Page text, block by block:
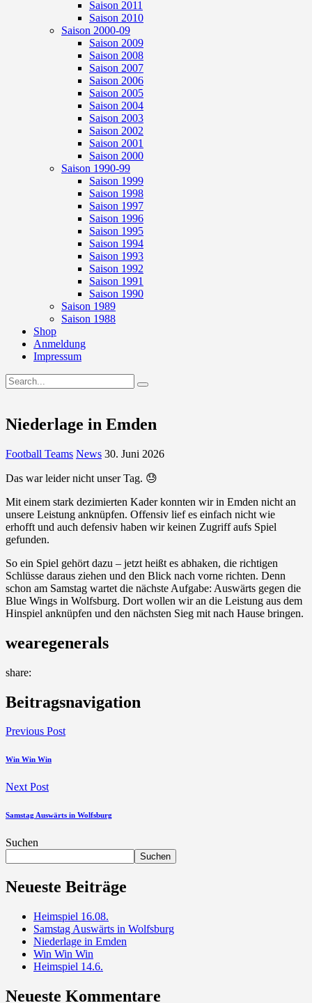
Saison 2011
Saison 2010
Saison 2000-09
Saison 2009
Saison 2008
Saison 2007
Saison 2006
Saison 2005
Saison 2004
Saison 2003
Saison 2002
Saison 2001
Saison 2000
Saison 1990-99
Saison 1999
Saison 1998
Saison 1997
Saison 1996
Saison 1995
Saison 1994
Saison 1993
Saison 1992
Saison 1991
Saison 1990
Saison 1989
Saison 1988
Shop
Anmeldung
Impressum
Niederlage in Emden
Football Teams News 30. Juni 2026
Das war leider nicht unser Tag. 😓
Mit einem stark dezimierten Kader konnten wir in Emden nicht an
unsere Leistung anknüpfen. Offensiv lief es einfach nicht wie
erhofft und auch defensiv haben wir keinen Zugriff aufs Spiel
gefunden.
So ein Spiel gehört dazu – jetzt heißt es abhaken, die richtigen
Schlüsse daraus ziehen und den Blick nach vorne richten. Denn
schon am Samstag wartet die nächste Aufgabe: Auswärts gegen die
Blue Wings in Wolfsburg. Dort wollen wir an die Leistung aus dem
Hinspiel anknüpfen und den nächsten Sieg mit nach Hause bringen.
wearegenerals
share:
Beitragsnavigation
Previous Post
Win Win Win
Next Post
Samstag Auswärts in Wolfsburg
Suchen
Suchen
Neueste Beiträge
Heimspiel 16.08.
Samstag Auswärts in Wolfsburg
Niederlage in Emden
Win Win Win
Heimspiel 14.6.
Neueste Kommentare